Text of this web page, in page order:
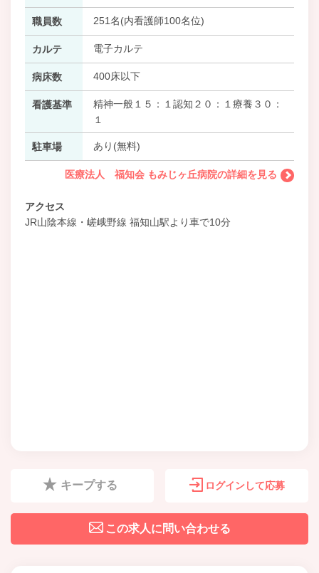
職員数 251名(内看護師100名位)
カルテ 電子カルテ
病床数 400床以下
看護基準
精神一般１５：１認知２０：１療養３０：
１
駐車場 あり(無料)
医療法人 福知会 もみじヶ丘病院の詳細を見る
アクセス
JR山陰本線・嵯峨野線 福知山駅より車で10分
キープする ログインして応募
この求人に問い合わせる